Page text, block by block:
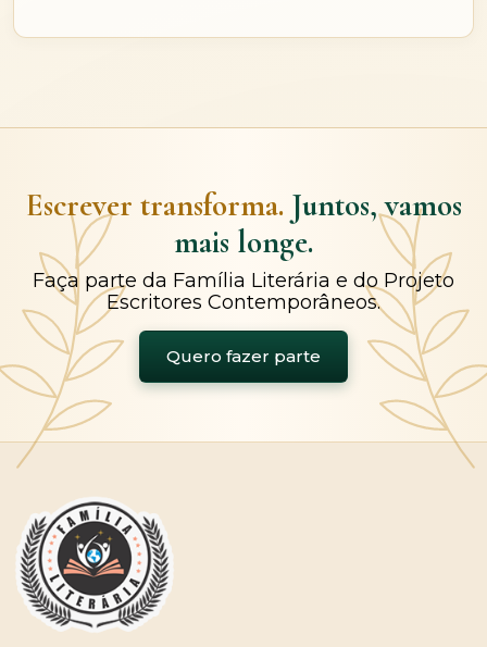
Escrever transforma. Juntos, vamos
mais longe.
Faça parte da Família Literária e do Projeto
Escritores Contemporâneos.
Quero fazer parte